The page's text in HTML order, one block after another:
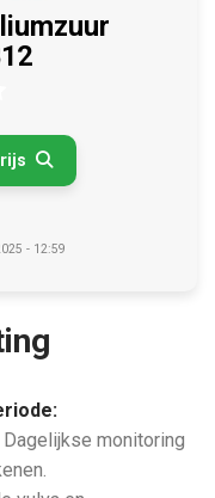

- 12:59
monitoring